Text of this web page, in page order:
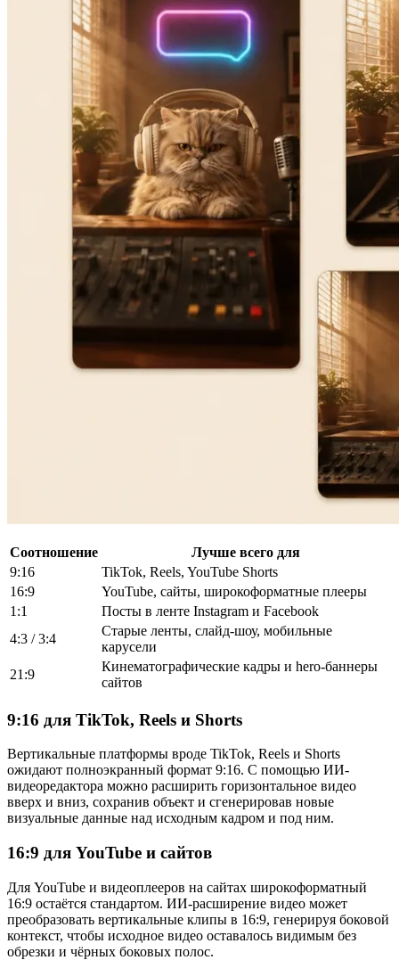
Соотношение
Лучше всего для
9:16
TikTok, Reels, YouTube Shorts
16:9
YouTube, сайты, широкоформатные плееры
1:1
Посты в ленте Instagram и Facebook
4:3 / 3:4
Старые ленты, слайд-шоу, мобильные
карусели
21:9
Кинематографические кадры и hero-баннеры
сайтов
9:16 для TikTok, Reels и Shorts
Вертикальные платформы вроде TikTok, Reels и Shorts
ожидают полноэкранный формат 9:16. С помощью ИИ-
видеоредактора можно расширить горизонтальное видео
вверх и вниз, сохранив объект и сгенерировав новые
визуальные данные над исходным кадром и под ним.
16:9 для YouTube и сайтов
Для YouTube и видеоплееров на сайтах широкоформатный
16:9 остаётся стандартом. ИИ-расширение видео может
преобразовать вертикальные клипы в 16:9, генерируя боковой
контекст, чтобы исходное видео оставалось видимым без
обрезки и чёрных боковых полос.